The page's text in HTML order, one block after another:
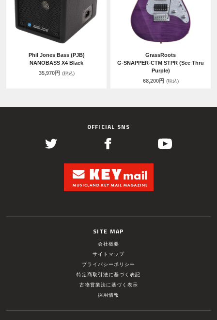
Phil Jones Bass (PJB)
NANOBASS X4 Black
35,970円 (税込)
GrassRoots
G-SNAPPER-CTM STPR (See Thru
Purple)
68,200円 (税込)
OFFICIAL SNS
SITE MAP
会社概要
サイトマップ
プライバシーポリシー
特定商取引法に基づく表記
古物営業法に基づく表示
採用情報